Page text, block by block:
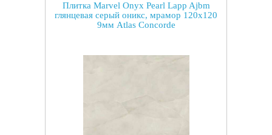
Плитка Marvel Onyx Pearl Lapp Ajbm
глянцевая серый оникс, мрамор 120x120
9мм Atlas Concorde